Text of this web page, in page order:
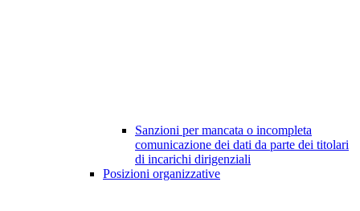
Sanzioni per mancata o incompleta
comunicazione dei dati da parte dei titolari
di incarichi dirigenziali
Posizioni organizzative